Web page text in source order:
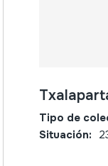
Tipo de
Situación: